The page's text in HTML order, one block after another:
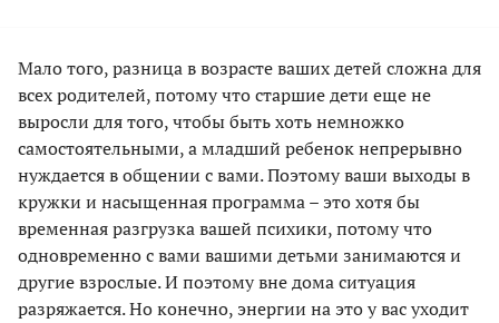
Мало того, разница в возрасте ваших детей сложна для
всех родителей, потому что старшие дети еще не
выросли для того, чтобы быть хоть немножко
самостоятельными, а младший ребенок непрерывно
нуждается в общении с вами. Поэтому ваши выходы в
кружки и насыщенная программа – это хотя бы
временная разгрузка вашей психики, потому что
одновременно с вами вашими детьми занимаются и
другие взрослые. И поэтому вне дома ситуация
разряжается. Но конечно, энергии на это у вас уходит